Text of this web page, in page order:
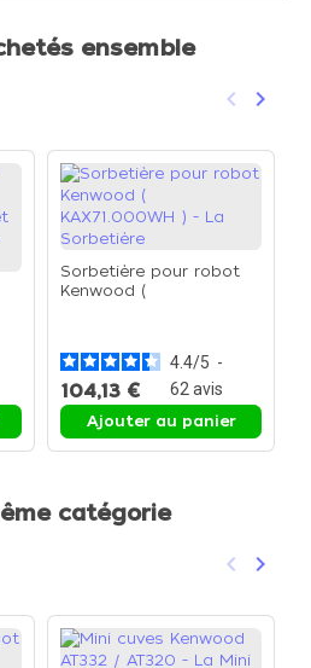
ensemble
Précédent
keyboard_arrow_left keyboard_arrow_right
Sorbetière pour robot
Kenwood (
4.4/5 -
62 avis
104,13 €
Ajouter au panier
catégorie
Précédent
keyboard_arrow_left keyboard_arrow_right